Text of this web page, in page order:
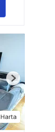
Harta
Next